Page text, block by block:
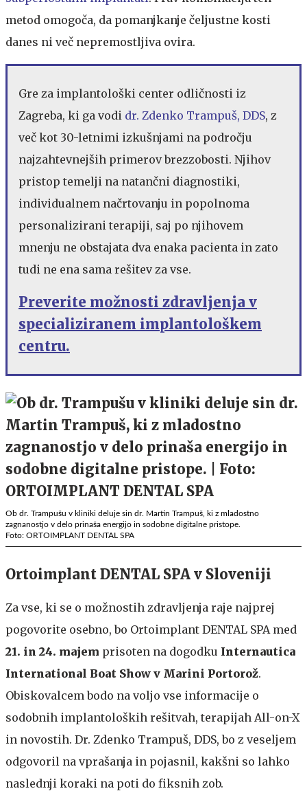
metod omogoča, da pomanjkanje čeljustne kosti
danes ni več nepremostljiva ovira.
Gre za implantološki center odličnosti iz
Zagreba, ki ga vodi dr. Zdenko Trampuš, DDS, z
več kot 30-letnimi izkušnjami na področju
najzahtevnejših primerov brezzobosti. Njihov
pristop temelji na natančni diagnostiki,
individualnem načrtovanju in popolnoma
personalizirani terapiji, saj po njihovem
mnenju ne obstajata dva enaka pacienta in zato
tudi ne ena sama rešitev za vse.
Preverite možnosti zdravljenja v
specializiranem implantološkem
centru.
Ob dr. Trampušu v kliniki deluje sin dr. Martin Trampuš, ki z mladostno
zagnanostjo v delo prinaša energijo in sodobne digitalne pristope.
Foto: ORTOIMPLANT DENTAL SPA
Ortoimplant DENTAL SPA v Sloveniji
Za vse, ki se o možnostih zdravljenja raje najprej
pogovorite osebno, bo Ortoimplant DENTAL SPA med
21. in 24. majem prisoten na dogodku Internautica
International Boat Show v Marini Portorož.
Obiskovalcem bodo na voljo vse informacije o
sodobnih implantoloških rešitvah, terapijah All-on-X
in novostih. Dr. Zdenko Trampuš, DDS, bo z veseljem
odgovoril na vprašanja in pojasnil, kakšni so lahko
naslednji koraki na poti do fiksnih zob.